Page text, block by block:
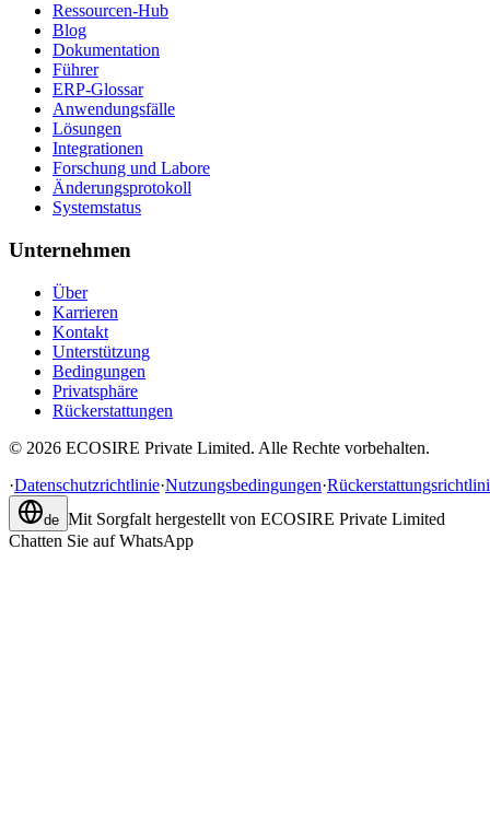
Ressourcen-Hub
Blog
Dokumentation
Führer
ERP-Glossar
Anwendungsfälle
Lösungen
Integrationen
Forschung und Labore
Änderungsprotokoll
Systemstatus
Unternehmen
Über
Karrieren
Kontakt
Unterstützung
Bedingungen
Privatsphäre
Rückerstattungen
© 2026 ECOSIRE Private Limited. Alle Rechte vorbehalten.
·Datenschutzrichtlinie·Nutzungsbedingungen·
de Mit Sorgfalt hergestellt von ECOSIRE Private Limited
Chatten Sie auf WhatsApp